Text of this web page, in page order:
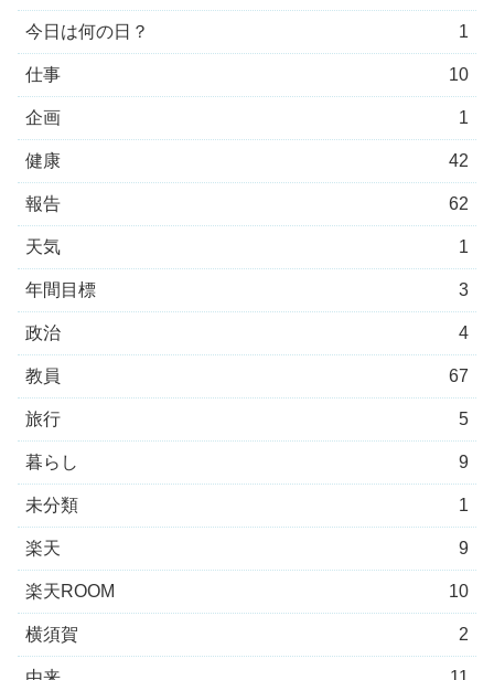
今日は何の日？ 1
仕事 10
企画 1
健康 42
報告 62
天気 1
年間目標 3
政治 4
教員 67
旅行 5
暮らし 9
未分類 1
楽天 9
楽天ROOM 10
横須賀 2